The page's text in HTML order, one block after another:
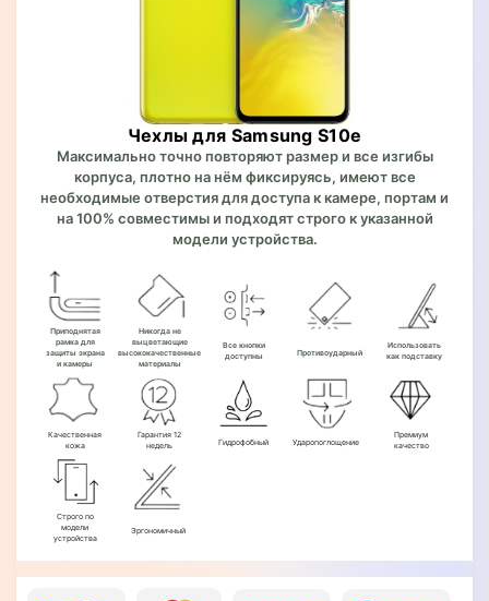
Чехлы для Samsung S10e
Максимально точно повторяют размер и все изгибы
корпуса, плотно на нём фиксируясь, имеют все
необходимые отверстия для доступа к камере, портам и
на 100% совместимы и подходят строго к указанной
модели устройства.
Приподнятая
рамка для
защиты экрана
и камеры
Никогда не
выцветающие
высококачественные
материалы
Все кнопки
доступны
Противоударный
Использовать
как подставку
Качественная
кожа
Гарантия 12
недель
Гидрофобный Ударопоглощение
Премиум
качество
Строго по
модели
устройства
Эргономичный